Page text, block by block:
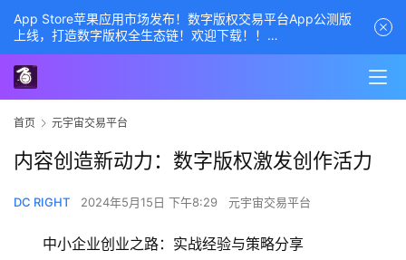
首页 元宇宙交易平台
内容创造新动力：数字版权激发创作活力
DC RIGHT 2024年5月15日 下午8:29 元宇宙交易平台
中小企业创业之路：实战经验与策略分享
App Store苹果应用市场发布！数字版权交易平台App公测版
上线，打造数字版权全生态链！欢迎下载！！
商务经理联系方式——数字版权交易平台